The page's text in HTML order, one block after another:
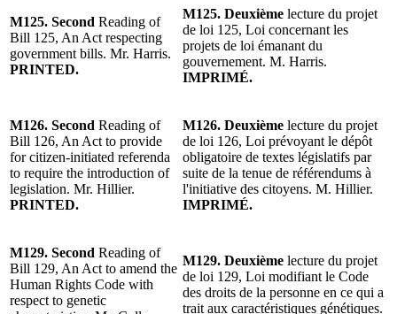
M125. Second Reading of
Bill 125, An Act respecting
government bills. Mr. Harris.
PRINTED.
M125. Deuxième lecture du projet
de loi 125, Loi concernant les
projets de loi émanant du
gouvernement. M. Harris.
IMPRIMÉ.
M126. Second Reading of
Bill 126, An Act to provide
for citizen-initiated referenda
to require the introduction of
legislation. Mr. Hillier.
PRINTED.
M126. Deuxième lecture du projet
de loi 126, Loi prévoyant le dépôt
obligatoire de textes législatifs par
suite de la tenue de référendums à
l'initiative des citoyens. M. Hillier.
IMPRIMÉ.
M129. Second Reading of
Bill 129, An Act to amend the
Human Rights Code with
respect to genetic
M129. Deuxième lecture du projet
de loi 129, Loi modifiant le Code
des droits de la personne en ce qui a
trait aux caractéristiques génétiques.